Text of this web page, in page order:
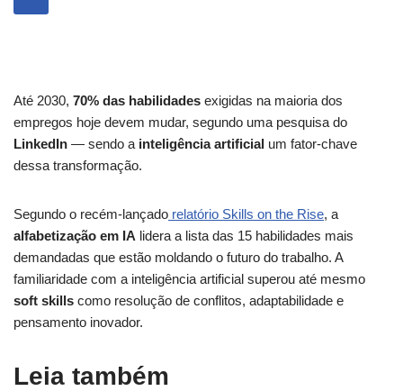
Até 2030, 70% das habilidades exigidas na maioria dos
empregos hoje devem mudar, segundo uma pesquisa do
LinkedIn — sendo a inteligência artificial um fator-chave
dessa transformação.
Segundo o recém-lançado relatório Skills on the Rise, a
alfabetização em IA lidera a lista das 15 habilidades mais
demandadas que estão moldando o futuro do trabalho. A
familiaridade com a inteligência artificial superou até mesmo
soft skills como resolução de conflitos, adaptabilidade e
pensamento inovador.
Leia também